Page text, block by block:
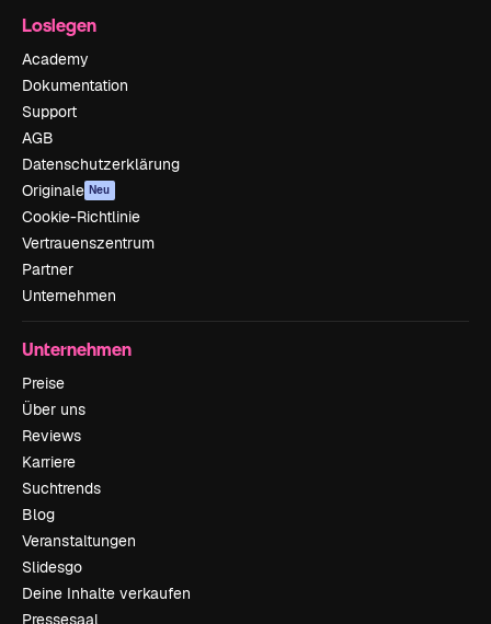
Loslegen
Academy
Dokumentation
Support
AGB
Datenschutzerklärung
Originale Neu
Cookie-Richtlinie
Vertrauenszentrum
Partner
Unternehmen
Unternehmen
Preise
Über uns
Reviews
Karriere
Suchtrends
Blog
Veranstaltungen
Slidesgo
Deine Inhalte verkaufen
Pressesaal